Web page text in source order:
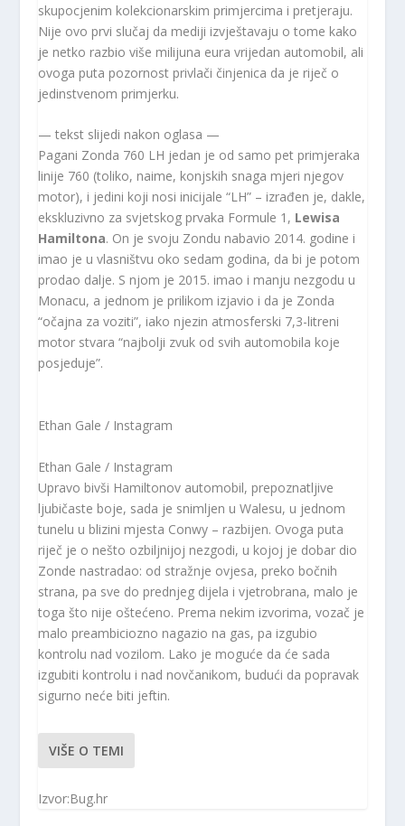
skupocjenim kolekcionarskim primjercima i pretjeraju.
Nije ovo prvi slučaj da mediji izvještavaju o tome kako
je netko razbio više milijuna eura vrijedan automobil, ali
ovoga puta pozornost privlači činjenica da je riječ o
jedinstvenom primjerku.
— tekst slijedi nakon oglasa —
Pagani Zonda 760 LH jedan je od samo pet primjeraka
linije 760 (toliko, naime, konjskih snaga mjeri njegov
motor), i jedini koji nosi inicijale “LH” – izrađen je, dakle,
ekskluzivno za svjetskog prvaka Formule 1, Lewisa
Hamiltona. On je svoju Zondu nabavio 2014. godine i
imao je u vlasništvu oko sedam godina, da bi je potom
prodao dalje. S njom je 2015. imao i manju nezgodu u
Monacu, a jednom je prilikom izjavio i da je Zonda
“očajna za voziti”, iako njezin atmosferski 7,3-litreni
motor stvara “najbolji zvuk od svih automobila koje
posjeduje”.
Ethan Gale / Instagram
Ethan Gale / Instagram
Upravo bivši Hamiltonov automobil, prepoznatljive
ljubičaste boje, sada je snimljen u Walesu, u jednom
tunelu u blizini mjesta Conwy – razbijen. Ovoga puta
riječ je o nešto ozbiljnijoj nezgodi, u kojoj je dobar dio
Zonde nastradao: od stražnje ovjesa, preko bočnih
strana, pa sve do prednjeg dijela i vjetrobrana, malo je
toga što nije oštećeno. Prema nekim izvorima, vozač je
malo preambiciozno nagazio na gas, pa izgubio
kontrolu nad vozilom. Lako je moguće da će sada
izgubiti kontrolu i nad novčanikom, budući da popravak
sigurno neće biti jeftin.
VIŠE O TEMI
Izvor:Bug.hr